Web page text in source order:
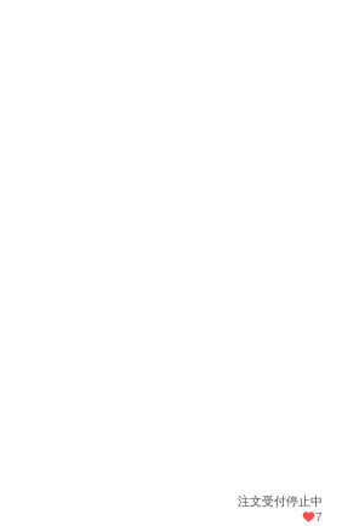
注文受付停止中
7